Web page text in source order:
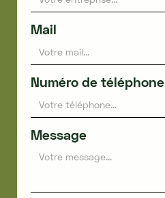
Mail
Numéro de téléphone
Message